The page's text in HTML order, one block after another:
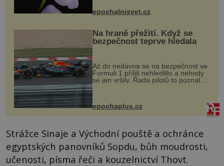
vstupenka...
epochalnisvet.cz
Na hraně přežití. Když se
bezpečnost teprve hledala
Až do nedávna se na bezpečnost ve
Formuli 1 příliš nehledělo a nehody
se jen vršily. Řada pilotů to poznala
na vlastní kůži, často s trvalými
následky nebo bohužel i ztrátou
života. Dnes nepochopiteln...
epochaplus.cz
Strážce Sinaje a Východní pouště a ochránce
egyptských panovníků Sopdu, bůh moudrosti,
učenosti, písma řeči a kouzelnictví Thovt.